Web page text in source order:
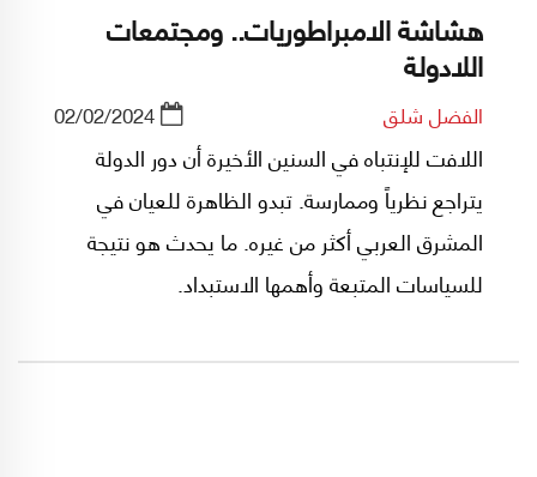
هشاشة الامبراطوريات.. ومجتمعات
اللادولة
الفضل شلق 02/02/2024
اللافت للإنتباه في السنين الأخيرة أن دور الدولة
يتراجع نظرياً وممارسة. تبدو الظاهرة للعيان في
المشرق العربي أكثر من غيره. ما يحدث هو نتيجة
للسياسات المتبعة وأهمها الاستبداد.